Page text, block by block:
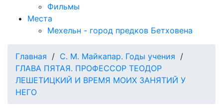
Фильмы
Места
Мехельн - город предков Бетховена
Главная / С. М. Майкапар. Годы учения /
ГЛАВА ПЯТАЯ. ПРОФЕССОР ТЕОДОР
ЛЕШЕТИЦКИЙ И ВРЕМЯ МОИХ ЗАНЯТИЙ У
НЕГО